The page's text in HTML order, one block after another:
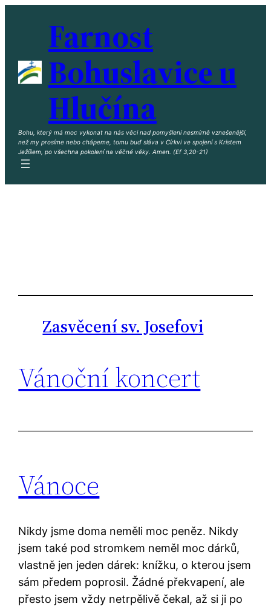
Farnost
Bohuslavice u
Hlučína
Bohu, který má moc vykonat na nás věci nad pomyšlení nesmírně vznešenější,
než my prosíme nebo chápeme, tomu buď sláva v Církvi ve spojení s Kristem
Ježíšem, po všechna pokolení na věčné věky. Amen. (Ef 3,20-21)
Zasvěcení sv. Josefovi
Vánoční koncert
Vánoce
Nikdy jsme doma neměli moc peněz. Nikdy
jsem také pod stromkem neměl moc dárků,
vlastně jen jeden dárek: knížku, o kterou jsem
sám předem poprosil. Žádné překvapení, ale
přesto jsem vždy netrpělivě čekal, až si ji po